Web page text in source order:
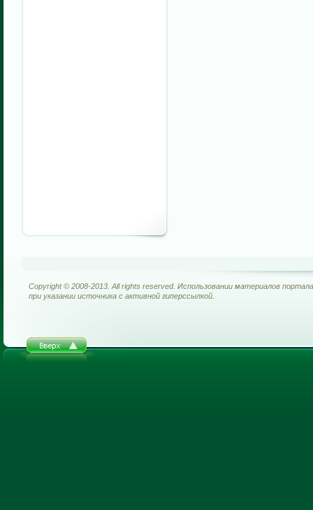
Copyright © 2008-2013. All rights reserved. Использовании материалов
при указании источника с активной гиперссылкой.